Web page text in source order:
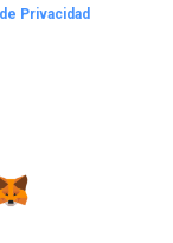
Privacidad